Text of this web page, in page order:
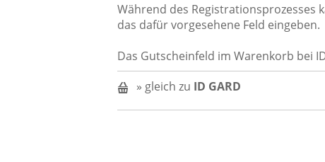
Während des Registrationsprozesses
das dafür vorgesehene Feld eingeben.
Das Gutscheinfeld im Warenkorb bei
» gleich zu ID GARD